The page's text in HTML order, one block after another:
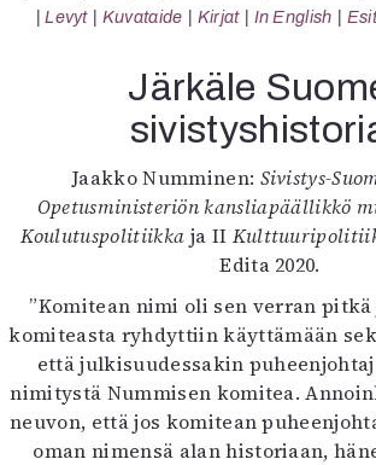
Tanssi
Sarjakuva
Sámegillii
Pääkirjoitus
Oulu2026
Näyttelyt
Musiikki
Levyt
Kuvataide
Kirjat
In English
Esitystaide
Arkisto
Levyt
Kuvataide Kirjat In English
Järkäle
Jaakko Numminen: Sivistys-
Opetusministeriön kansliapäällikkö
Koulutuspolitiikka ja II
Edita 2020.
”Komitean nimi oli sen verran
komiteasta ryhdyttiin käyttämään
että julkisuudessakin
nimitystä Nummisen komitea.
neuvon, että jos komitean
oman nimensä alan historiaan,